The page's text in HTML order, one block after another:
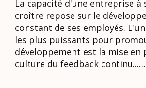
La capacité d'une entreprise à
croître repose sur le
constant de ses employés.
les plus puissants pour
développement est la mise en
culture du feedback continu...…